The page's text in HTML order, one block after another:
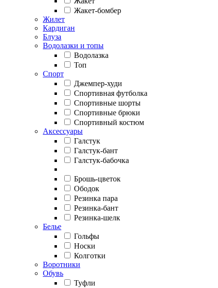
Жакет-бомбер
Жилет
Кардиган
Блуза
Водолазки и топы
Водолазка
Топ
Спорт
Джемпер-худи
Спортивная футболка
Спортивные шорты
Спортивные брюки
Спортивный костюм
Аксессуары
Галстук
Галстук-бант
Галстук-бабочка
Брошь-цветок
Ободок
Резинка пара
Резинка-бант
Резинка-шелк
Белье
Гольфы
Носки
Колготки
Воротники
Обувь
Туфли